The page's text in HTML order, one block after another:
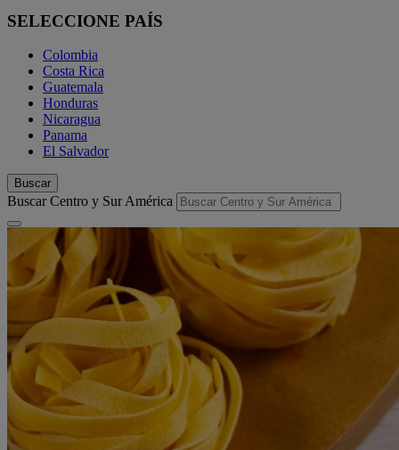
SELECCIONE PAÍS
Colombia
Costa Rica
Guatemala
Honduras
Nicaragua
Panama
El Salvador
Buscar
Buscar Centro y Sur América